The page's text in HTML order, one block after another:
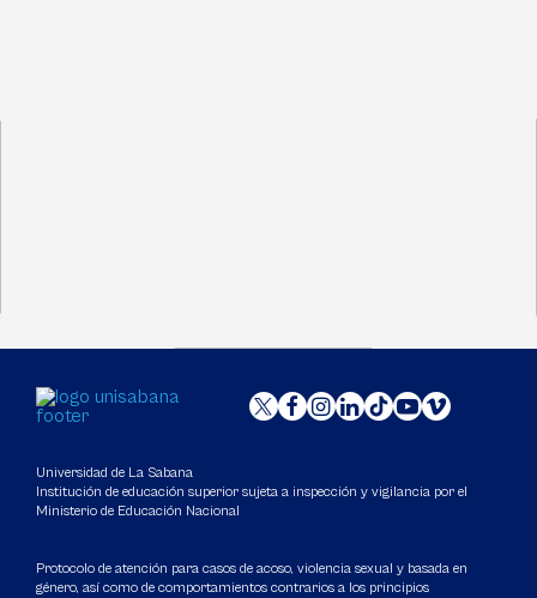
Universidad de La Sabana
Institución de educación superior sujeta a inspección y vigilancia por el
Ministerio de Educación Nacional
Protocolo de atención para casos de acoso, violencia sexual y basada en
género, así como de comportamientos contrarios a los principios